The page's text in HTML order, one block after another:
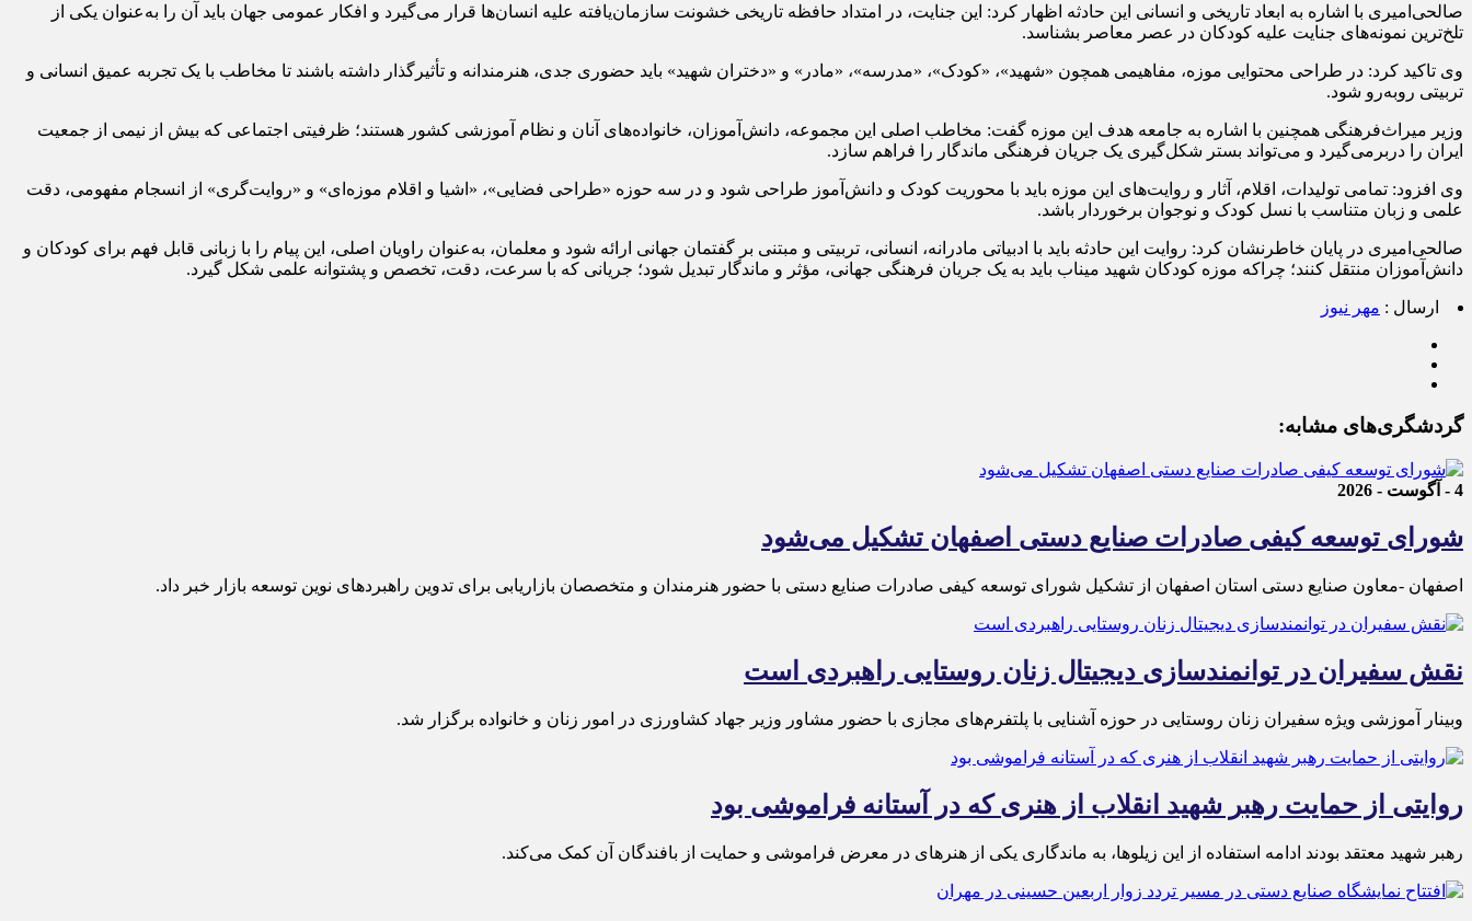
صالحی‌امیری با اشاره به ابعاد تاریخی و انسانی این حادثه اظهار کرد: این جنایت، در امتداد حافظه تاریخی خشونت سازمان‌یافته علیه انسان‌ها قرار می‌گیرد و افکار عمومی جهان باید آن را به‌عنوان یکی از
تلخ‌ترین نمونه‌های جنایت علیه کودکان در عصر معاصر بشناسد.
وی تاکید کرد: در طراحی محتوایی موزه، مفاهیمی همچون «شهید»، «کودک»، «مدرسه»، «مادر» و «دختران شهید» باید حضوری جدی، هنرمندانه و تأثیرگذار داشته باشند تا مخاطب با یک تجربه عمیق انسانی و
تربیتی روبه‌رو شود.
وزیر میراث‌فرهنگی همچنین با اشاره به جامعه هدف این موزه گفت: مخاطب اصلی این مجموعه، دانش‌آموزان، خانواده‌های آنان و نظام آموزشی کشور هستند؛ ظرفیتی اجتماعی که بیش از نیمی از جمعیت
ایران را دربرمی‌گیرد و می‌تواند بستر شکل‌گیری یک جریان فرهنگی ماندگار را فراهم سازد.
وی افزود: تمامی تولیدات، اقلام، آثار و روایت‌های این موزه باید با محوریت کودک و دانش‌آموز طراحی شود و در سه حوزه «طراحی فضایی»، «اشیا و اقلام موزه‌ای» و «روایت‌گری» از انسجام مفهومی، دقت
علمی و زبان متناسب با نسل کودک و نوجوان برخوردار باشد.
صالحی‌امیری در پایان خاطرنشان کرد: روایت این حادثه باید با ادبیاتی مادرانه، انسانی، تربیتی و مبتنی بر گفتمان جهانی ارائه شود و معلمان، به‌عنوان راویان اصلی، این پیام را با زبانی قابل فهم برای کودکان و
دانش‌آموزان منتقل کنند؛ چراکه موزه کودکان شهید میناب باید به یک جریان فرهنگی جهانی، مؤثر و ماندگار تبدیل شود؛ جریانی که با سرعت، دقت، تخصص و پشتوانه علمی شکل گیرد.
ارسال : مهر نیوز
گردشگری‌های مشابه:
4 - آگوست - 2026
شورای توسعه کیفی صادرات صنایع دستی اصفهان تشکیل می‌شود
اصفهان -معاون صنایع دستی استان اصفهان از تشکیل شورای توسعه کیفی صادرات صنایع دستی با حضور هنرمندان و متخصصان بازاریابی برای تدوین راهبردهای نوین توسعه بازار خبر داد.
نقش سفیران در توانمندسازی دیجیتال زنان روستایی راهبردی است
وبینار آموزشی ویژه سفیران زنان روستایی در حوزه آشنایی با پلتفرم‌های مجازی با حضور مشاور وزیر جهاد کشاورزی در امور زنان و خانواده برگزار شد.
روایتی از حمایت رهبر شهید انقلاب از هنری که در آستانه فراموشی بود
رهبر شهید معتقد بودند ادامه استفاده از این زیلوها، به ماندگاری یکی از هنرهای در معرض فراموشی و حمایت از بافندگان آن کمک می‌کند.